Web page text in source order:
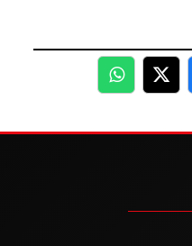
WhatsApp